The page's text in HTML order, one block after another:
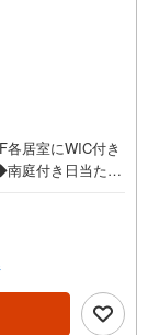
居室にWIC付き
庭付き日当たり
400m◆北部中
■□■□＜本日見
下さい。年中無
曜日もご案内可
ご相談下さい。□■
ムを完備してお